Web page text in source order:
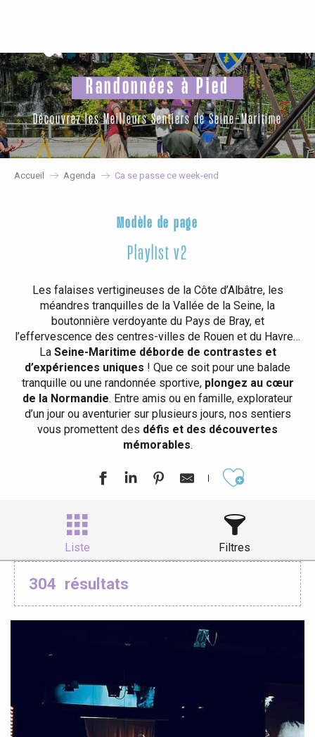
principal
Randonnées à Pied
Découvrez les Meilleurs Sentiers de Seine-Maritime
Accueil Agenda Ca se passe ce week-end
Modèle de page
Playlist v2
Les falaises vertigineuses de la Côte d’Albâtre, les
méandres tranquilles de la Vallée de la Seine, la
boutonnière verdoyante du Pays de Bray, et
l’effervescence des centres-villes de Rouen et du Havre…
La Seine-Maritime déborde de contrastes et
d’expériences uniques ! Que ce soit pour une balade
tranquille ou une randonnée sportive, plongez au cœur
de la Normandie. Entre amis ou en famille, explorateur
d’un jour ou aventurier sur plusieurs jours, nos sentiers
vous promettent des défis et des découvertes
mémorables.
Liste Filtres
304 résultats